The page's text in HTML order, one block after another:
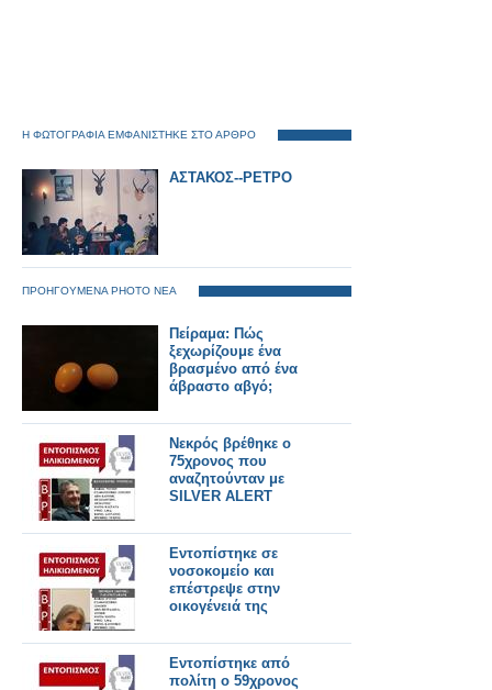
Η ΦΩΤΟΓΡΑΦΙΑ ΕΜΦΑΝΙΣΤΗΚΕ ΣΤΟ ΑΡΘΡΟ
ΑΣΤΑΚΟΣ--ΡΕΤΡΟ
ΠΡΟΗΓΟΥΜΕΝΑ PHOTO ΝΕΑ
Πείραμα: Πώς
ξεχωρίζουμε ένα
βρασμένο από ένα
άβραστο αβγό;
Νεκρός βρέθηκε ο
75χρονος που
αναζητούνταν με
SILVER ALERT
Εντοπίστηκε σε
νοσοκομείο και
επέστρεψε στην
οικογένειά της
Εντοπίστηκε από
πολίτη ο 59χρονος